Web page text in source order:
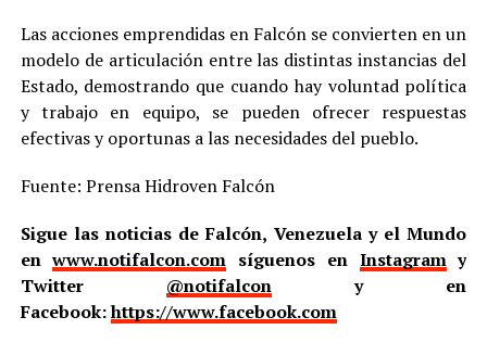
Las acciones emprendidas en Falcón se convierten en un
modelo de articulación entre las distintas instancias del
Estado, demostrando que cuando hay voluntad política
y trabajo en equipo, se pueden ofrecer respuestas
efectivas y oportunas a las necesidades del pueblo.
Fuente: Prensa Hidroven Falcón
Sigue las noticias de Falcón, Venezuela y el Mundo
enwww.notifalcon.com síguenos en Instagramy
Twitter @notifalcony en
Facebook:https://www.facebook.com